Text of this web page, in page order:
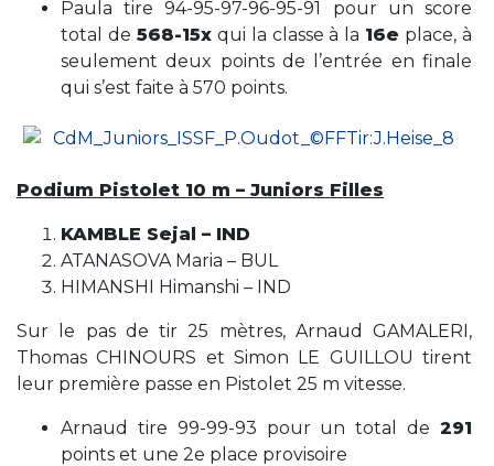
Paula tire 94-95-97-96-95-91 pour un score
total de 568-15xqui la classe à la 16e place, à
seulement deux points de l’entrée en finale
qui s’est faite à 570 points.
Podium Pistolet 10 m – Juniors Filles
KAMBLE Sejal – IND
ATANASOVA Maria – BUL
HIMANSHI Himanshi – IND
Sur le pas de tir 25 mètres, Arnaud GAMALERI,
Thomas CHINOURS et Simon LE GUILLOU tirent
leur première passe en Pistolet 25 m vitesse.
Arnaud tire 99-99-93 pour un total de 291
points et une 2e place provisoire